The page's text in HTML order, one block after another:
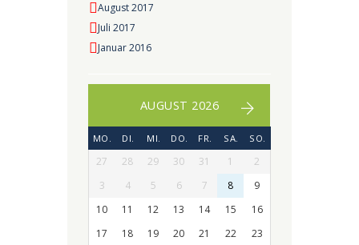
August 2017
Juli 2017
Januar 2016
AUGUST 2026
MO. DI. MI. DO. FR. SA. SO.
27 28 29 30 31 1
2
3
4 5 6 7 8
9
10
11 12 13 14 15
16
17
18 19 20 21 22
23